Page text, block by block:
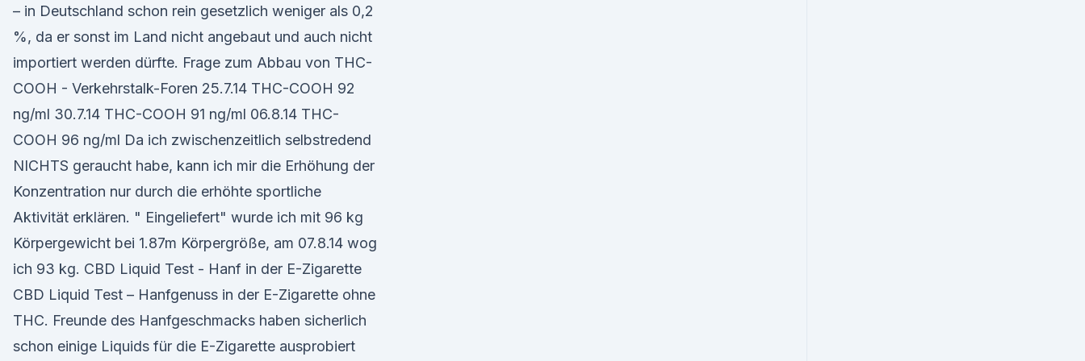
– in Deutschland schon rein gesetzlich weniger als 0,2
%, da er sonst im Land nicht angebaut und auch nicht
importiert werden dürfte. Frage zum Abbau von THC-
COOH - Verkehrstalk-Foren 25.7.14 THC-COOH 92
ng/ml 30.7.14 THC-COOH 91 ng/ml 06.8.14 THC-
COOH 96 ng/ml Da ich zwischenzeitlich selbstredend
NICHTS geraucht habe, kann ich mir die Erhöhung der
Konzentration nur durch die erhöhte sportliche
Aktivität erklären. " Eingeliefert" wurde ich mit 96 kg
Körpergewicht bei 1.87m Körpergröße, am 07.8.14 wog
ich 93 kg. CBD Liquid Test - Hanf in der E-Zigarette
CBD Liquid Test – Hanfgenuss in der E-Zigarette ohne
THC. Freunde des Hanfgeschmacks haben sicherlich
schon einige Liquids für die E-Zigarette ausprobiert